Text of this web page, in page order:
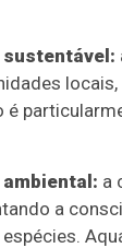
sustentável:
a
a